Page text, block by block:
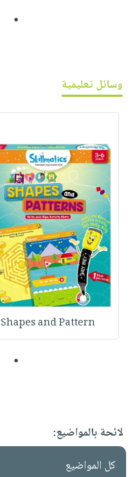
1
وسائل تعليمية
Shapes and Pattern
1
لائحة بالمواضيع:
كل المواضيع